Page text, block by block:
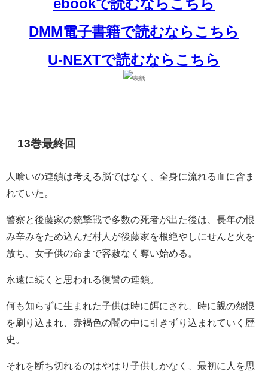
DMM電子書籍で読むならこちら
U-NEXTで読むならこちら
13巻最終回
人喰いの連鎖は考える脳ではなく、全身に流れる血に含ま
れていた。
警察と後藤家の銃撃戦で多数の死者が出た後は、長年の恨
み辛みをため込んだ村人が後藤家を根絶やしにせんと火を
放ち、女子供の命まで容赦なく奪い始める。
永遠に続くと思われる復讐の連鎖。
何も知らずに生まれた子供は時に餌にされ、時に親の怨恨
を刷り込まれ、赤褐色の闇の中に引きずり込まれていく歴
史。
それを断ち切れるのはやはり子供しかなく、最初に人を思